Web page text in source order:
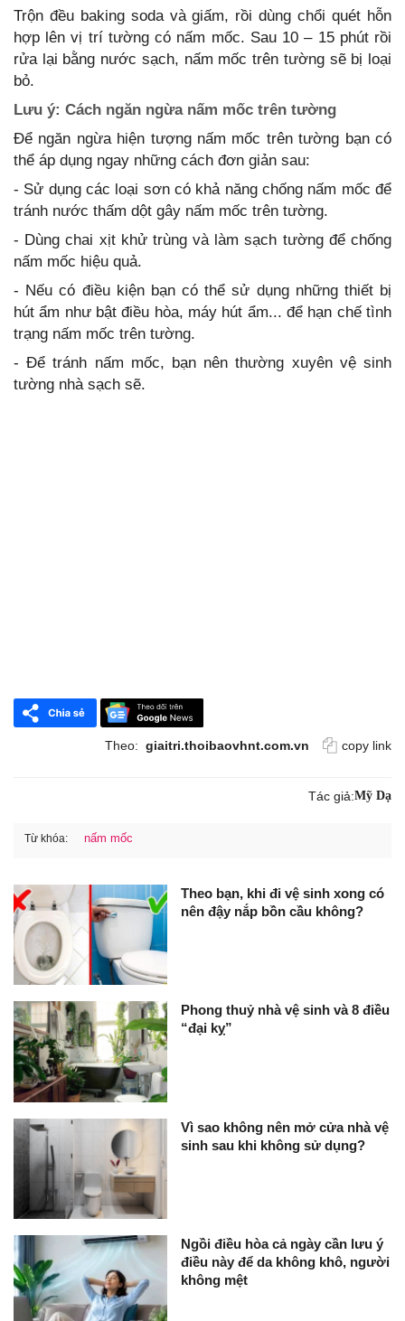
Trộn đều baking soda và giấm, rồi dùng chổi quét hỗn
hợp lên vị trí tường có nấm mốc. Sau 10 – 15 phút rồi
rửa lại bằng nước sạch, nấm mốc trên tường sẽ bị loại
bỏ.
Lưu ý: Cách ngăn ngừa nấm mốc trên tường
Để ngăn ngừa hiện tượng nấm mốc trên tường bạn có
thể áp dụng ngay những cách đơn giản sau:
- Sử dụng các loại sơn có khả năng chống nấm mốc để
tránh nước thấm dột gây nấm mốc trên tường.
- Dùng chai xịt khử trùng và làm sạch tường để chống
nấm mốc hiệu quả.
- Nếu có điều kiện bạn có thể sử dụng những thiết bị
hút ẩm như bật điều hòa, máy hút ẩm... để hạn chế tình
trạng nấm mốc trên tường.
- Để tránh nấm mốc, bạn nên thường xuyên vệ sinh
tường nhà sạch sẽ.
Theo: giaitri.thoibaovhnt.com.vn copy link
Tác giả:Mỹ Dạ
Từ khóa: nấm mốc
Theo bạn, khi đi vệ sinh xong có
nên đậy nắp bồn cầu không?
Phong thuỷ nhà vệ sinh và 8 điều
“đại kỵ”
Vì sao không nên mở cửa nhà vệ
sinh sau khi không sử dụng?
Ngồi điều hòa cả ngày cần lưu ý
điều này để da không khô, người
không mệt